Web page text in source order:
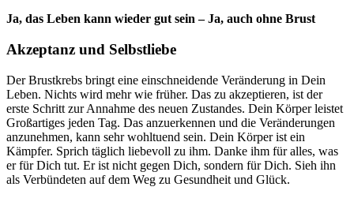
Ja, das Leben kann wieder gut sein – Ja, auch ohne Brust
Akzeptanz und Selbstliebe
Der Brustkrebs bringt eine einschneidende Veränderung in Dein
Leben. Nichts wird mehr wie früher. Das zu akzeptieren, ist der
erste Schritt zur Annahme des neuen Zustandes. Dein Körper leistet
Großartiges jeden Tag. Das anzuerkennen und die Veränderungen
anzunehmen, kann sehr wohltuend sein. Dein Körper ist ein
Kämpfer. Sprich täglich liebevoll zu ihm. Danke ihm für alles, was
er für Dich tut. Er ist nicht gegen Dich, sondern für Dich. Sieh ihn
als Verbündeten auf dem Weg zu Gesundheit und Glück.